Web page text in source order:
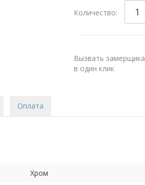
Количество:
Вызвать замерщика
в один клик
Оплата
Хром